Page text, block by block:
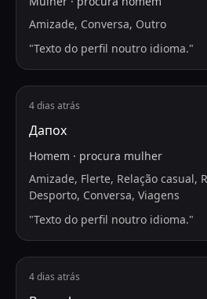
Amizade, Conversa, Outro
"Texto do perfil noutro idioma."
4 dias atrás
Дапох
Homem · procura mulher
Amizade, Flerte, Relação casual,
Desporto, Conversa, Viagens
"Texto do perfil noutro idioma."
4 dias atrás